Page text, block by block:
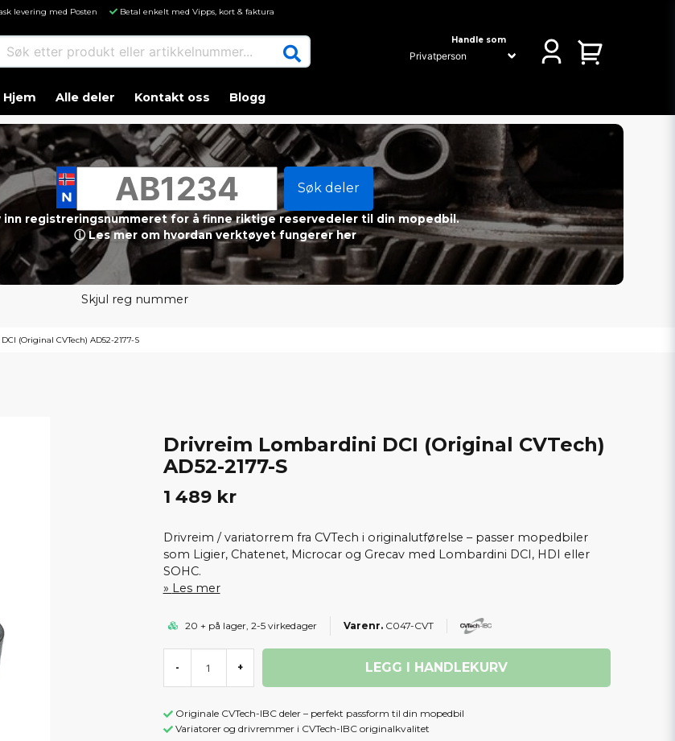
levering med Posten Betal enkelt med Vipps, kort & faktura
etter produkt eller artikkelnummer... Handle som
Hjem Alle deler Kontakt oss Blogg
Søk deler
inn registreringsnummeret for å finne riktige reservedeler til din mopedbil.
ⓘ Les mer om hvordan verktøyet fungerer her
Skjul reg nummer
(Original CVTech) AD52-2177-S
Drivreim Lombardini DCI (Original CVTech)
AD52-2177-S
1 489 kr
Drivreim / variatorrem fra CVTech i originalutførelse – passer mopedbiler
som Ligier, Chatenet, Microcar og Grecav med Lombardini DCI, HDI eller
SOHC.
Les mer
20 + på lager, 2-5 virkedager C047-CVT
- + LEGG I HANDLEKURV
Originale CVTech-IBC deler – perfekt passform til din mopedbil
Variatorer og drivremmer i CVTech-IBC originalkvalitet